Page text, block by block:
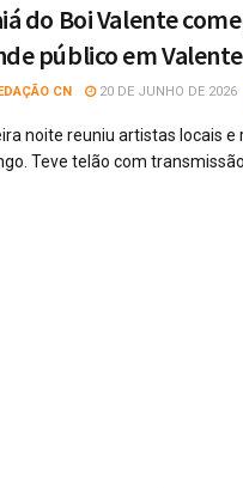
do Boi Valente
público em Valente
CN 20 DE JUNHO DE 2026
noite reuniu artistas locais
Teve telão com transmissão